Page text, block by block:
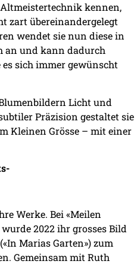
kennen,
zart übereinandergelegt
wendet sie nun diese in
an und kann dadurch
sich immer gewünscht
Licht und
Präzision gestaltet sie
Kleinen Grösse – mit einer
Werke. Bei «Meilen
2022 ihr grosses Bild
Marias Garten») zum
Gemeinsam mit Ruth